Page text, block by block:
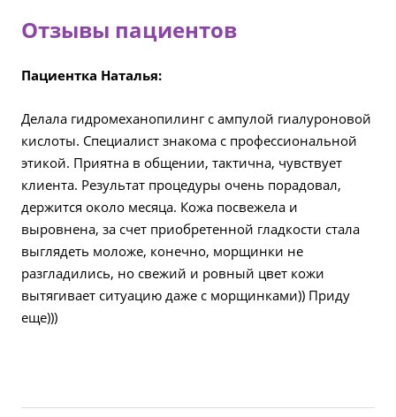
Отзывы пациентов
Пациентка Наталья:
Делала гидромеханопилинг с ампулой гиалуроновой
кислоты. Специалист знакома с профессиональной
этикой. Приятна в общении, тактична, чувствует
клиента. Результат процедуры очень порадовал,
держится около месяца. Кожа посвежела и
выровнена, за счет приобретенной гладкости стала
выглядеть моложе, конечно, морщинки не
разгладились, но свежий и ровный цвет кожи
вытягивает ситуацию даже с морщинками)) Приду
еще)))